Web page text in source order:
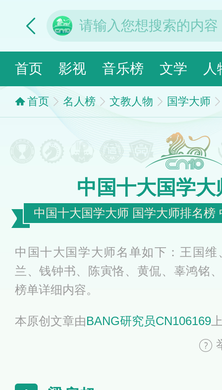
首页 影视 音乐榜 文学 人
首页 名人榜 文教人物 国学大师
中国十大国学大
中国十大国学大师 国学大师排名榜
中国十大国学大师名单如下：王国
兰、钱钟书、陈寅恪、黄侃、辜鸿铭
榜单详细内容。
本原创文章由BANG研究员CN106169